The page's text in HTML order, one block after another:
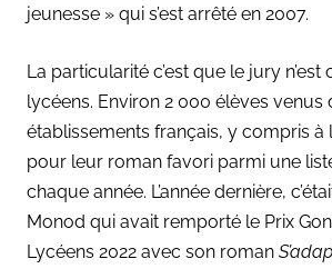
jeunesse » qui s’est arrêté en 2007.
La particularité c’est que le jury
lycéens. Environ 2 000 élèves venus
établissements français, y compris à
pour leur roman favori parmi une
chaque année. L’année dernière,
Monod qui avait remporté le Prix
Lycéens 2022 avec son roman